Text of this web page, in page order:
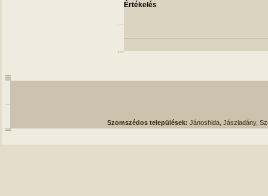
Értékelés
Szomszédos települések: Jánoshida, Jászladány,